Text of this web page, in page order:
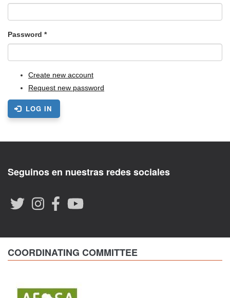
Password *
Create new account
Request new password
LOG IN
Seguinos en nuestras redes sociales
COORDINATING COMMITTEE